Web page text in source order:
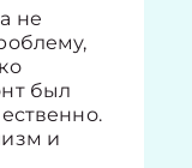
не
был
и